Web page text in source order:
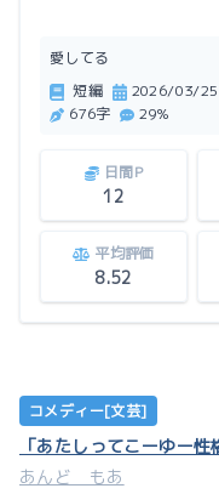
この作品はアルファ
愛してる
短編
2026/03/
676字
29%
日間P
12
平均評価
8.52
コメディー[文芸]
「あたしってこーゆー
あんど もあ